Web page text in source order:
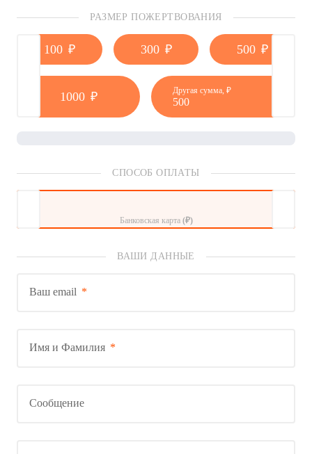
РАЗМЕР ПОЖЕРТВОВАНИЯ
100 ₽ 300 ₽ 500 ₽
1000 ₽ Другая сумма, ₽
СПОСОБ ОПЛАТЫ
Банковская карта (₽)
ВАШИ ДАННЫЕ
Ваш email
Имя и Фамилия
Сообщение